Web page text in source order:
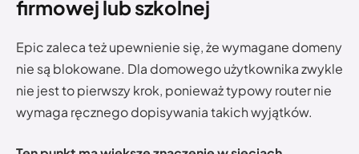
firmowej lub szkolnej
Epic zaleca też upewnienie się, że wymagane domeny
nie są blokowane. Dla domowego użytkownika zwykle
nie jest to pierwszy krok, ponieważ typowy router nie
wymaga ręcznego dopisywania takich wyjątków.